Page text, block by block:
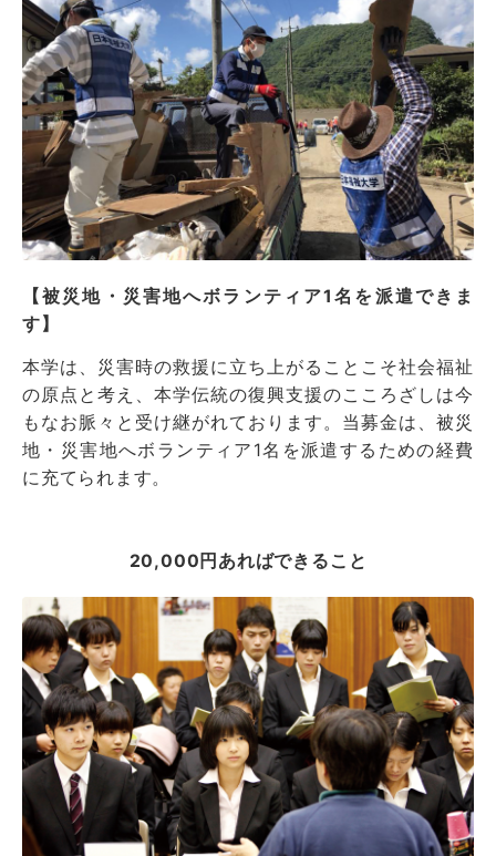
【被災地・災害地へボランティア1名を派遣できま
す】
本学は、災害時の救援に立ち上がることこそ社会福祉
の原点と考え、本学伝統の復興支援のこころざしは今
もなお脈々と受け継がれております。当募金は、被災
地・災害地へボランティア1名を派遣するための経費
に充てられます。
20,000円あればできること